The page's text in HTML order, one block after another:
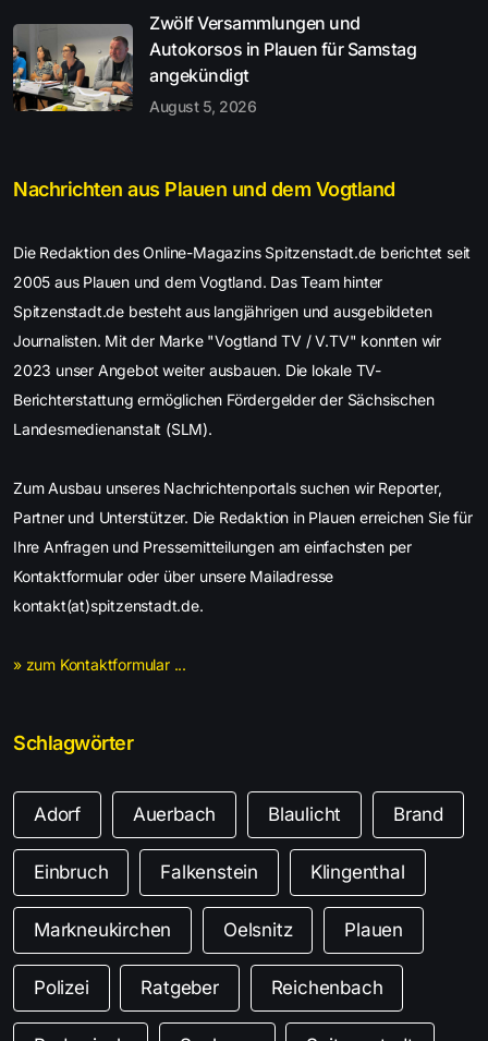
Zwölf Versammlungen und
Autokorsos in Plauen für Samstag
angekündigt
August 5, 2026
Nachrichten aus Plauen und dem Vogtland
Die Redaktion des Online-Magazins Spitzenstadt.de berichtet seit
2005 aus Plauen und dem Vogtland. Das Team hinter
Spitzenstadt.de besteht aus langjährigen und ausgebildeten
Journalisten. Mit der Marke "Vogtland TV / V.TV" konnten wir
2023 unser Angebot weiter ausbauen. Die lokale TV-
Berichterstattung ermöglichen Fördergelder der Sächsischen
Landesmedienanstalt (SLM).
Zum Ausbau unseres Nachrichtenportals suchen wir Reporter,
Partner und Unterstützer. Die Redaktion in Plauen erreichen Sie für
Ihre Anfragen und Pressemitteilungen am einfachsten per
Kontaktformular oder über unsere Mailadresse
kontakt(at)spitzenstadt.de.
» zum Kontaktformular ...
Schlagwörter
Adorf Auerbach Blaulicht Brand
Einbruch Falkenstein Klingenthal
Markneukirchen Oelsnitz Plauen
Polizei Ratgeber Reichenbach